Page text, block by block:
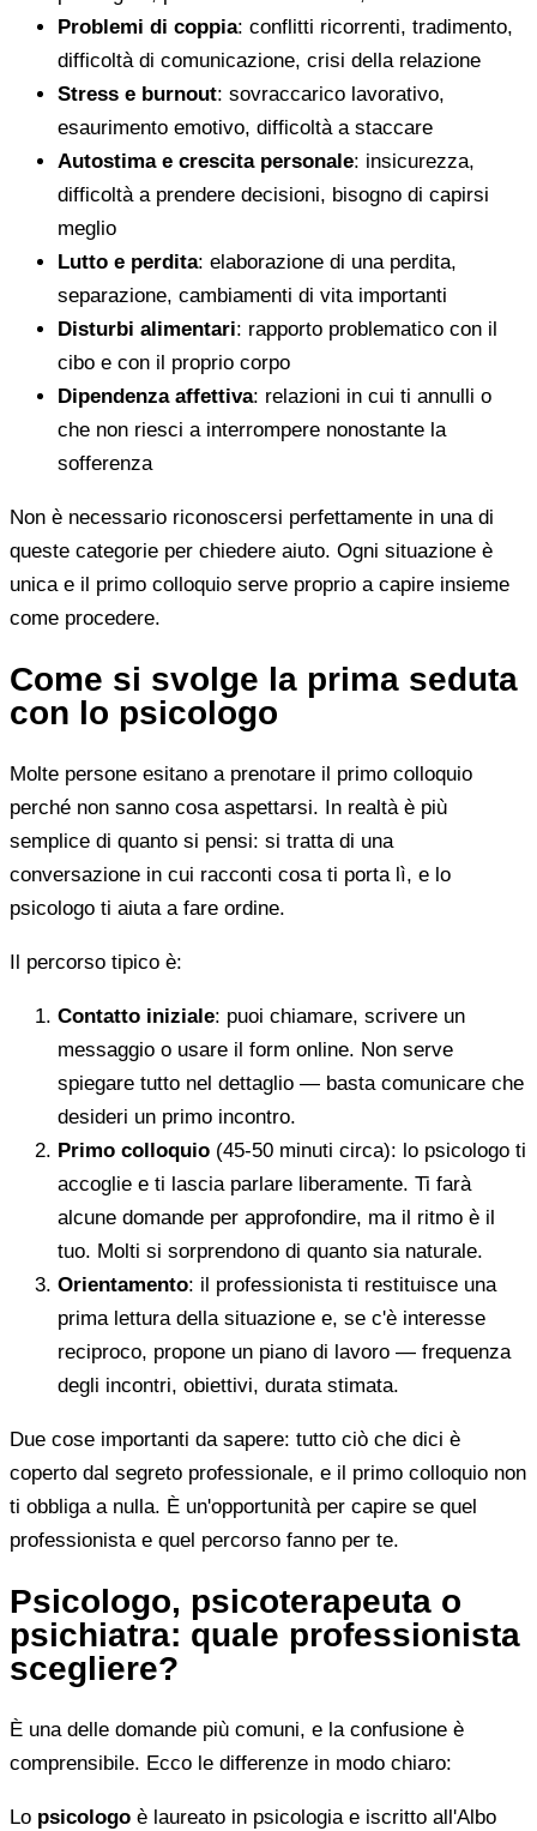
Problemi di coppia: conflitti ricorrenti, tradimento,
difficoltà di comunicazione, crisi della relazione
Stress e burnout: sovraccarico lavorativo,
esaurimento emotivo, difficoltà a staccare
Autostima e crescita personale: insicurezza,
difficoltà a prendere decisioni, bisogno di capirsi
meglio
Lutto e perdita: elaborazione di una perdita,
separazione, cambiamenti di vita importanti
Disturbi alimentari: rapporto problematico con il
cibo e con il proprio corpo
Dipendenza affettiva: relazioni in cui ti annulli o
che non riesci a interrompere nonostante la
sofferenza
Non è necessario riconoscersi perfettamente in una di
queste categorie per chiedere aiuto. Ogni situazione è
unica e il primo colloquio serve proprio a capire insieme
come procedere.
Come si svolge la prima seduta
con lo psicologo
Molte persone esitano a prenotare il primo colloquio
perché non sanno cosa aspettarsi. In realtà è più
semplice di quanto si pensi: si tratta di una
conversazione in cui racconti cosa ti porta lì, e lo
psicologo ti aiuta a fare ordine.
Il percorso tipico è:
Contatto iniziale: puoi chiamare, scrivere un
messaggio o usare il form online. Non serve
spiegare tutto nel dettaglio — basta comunicare che
desideri un primo incontro.
Primo colloquio (45-50 minuti circa): lo psicologo ti
accoglie e ti lascia parlare liberamente. Ti farà
alcune domande per approfondire, ma il ritmo è il
tuo. Molti si sorprendono di quanto sia naturale.
Orientamento: il professionista ti restituisce una
prima lettura della situazione e, se c'è interesse
reciproco, propone un piano di lavoro — frequenza
degli incontri, obiettivi, durata stimata.
Due cose importanti da sapere: tutto ciò che dici è
coperto dal segreto professionale, e il primo colloquio non
ti obbliga a nulla. È un'opportunità per capire se quel
professionista e quel percorso fanno per te.
Psicologo, psicoterapeuta o
psichiatra: quale professionista
scegliere?
È una delle domande più comuni, e la confusione è
comprensibile. Ecco le differenze in modo chiaro:
Lo psicologo è laureato in psicologia e iscritto all'Albo